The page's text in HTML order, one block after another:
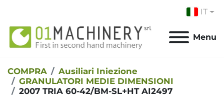
IT
Menu
COMPRA
Ausiliari Iniezione
GRANULATORI MEDIE DIMENSIONI
2007 TRIA 60-42/BM-SL+HT AI2497